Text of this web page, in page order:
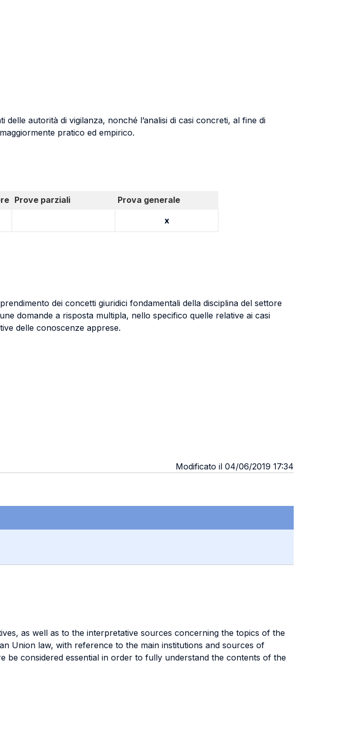
autorità di vigilanza, nonché l’analisi di casi concreti, al fine di
pratico ed empirico.
Prove parziali
Prova generale
x
dei concetti giuridici fondamentali della disciplina del settore
domande a risposta multipla, nello specifico quelle relative ai casi
delle conoscenze apprese.
Modificato il 04/06/2019 17:34
as well as to the interpretative sources concerning the topics of the
Union law, with reference to the main institutions and sources of
considered essential in order to fully understand the contents of the